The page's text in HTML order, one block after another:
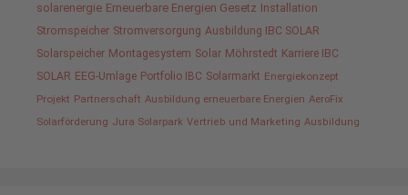
solarenergie Erneuerbare Energien Gesetz Installation
Stromspeicher Stromversorgung Ausbildung IBC SOLAR
Solarspeicher Montagesystem Solar Möhrstedt Karriere IBC
SOLAR EEG-Umlage Portfolio IBC Solarmarkt Energiekonzept
Projekt Partnerschaft Ausbildung erneuerbare Energien AeroFix
Solarförderung Jura Solarpark Vertrieb und Marketing Ausbildung